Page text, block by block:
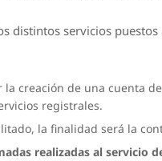
distintos servicios
creación de una cuenta
registrales.
la finalidad será la
realizadas al servicio